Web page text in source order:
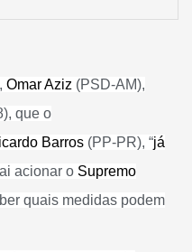
, Omar Aziz (PSD-AM),
que o
Barros (PP-PR), “já
acionar o Supremo
quais medidas podem